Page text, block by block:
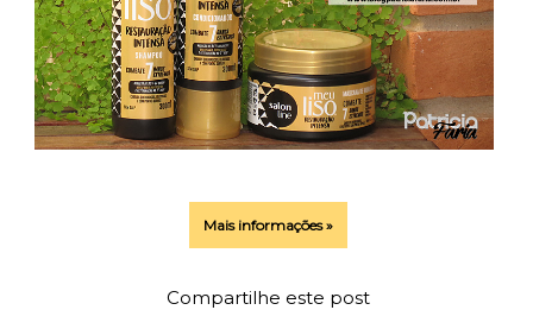
Mais informações »
Compartilhe este post